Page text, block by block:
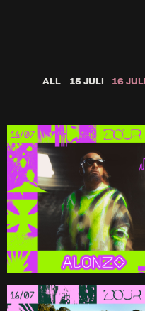
ALL 15 JULI 16 JULI